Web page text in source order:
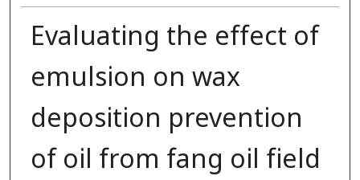
Evaluating the effect of
emulsion on wax
deposition prevention
of oil from fang oil field